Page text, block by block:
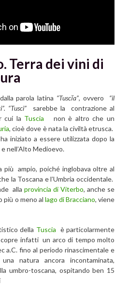
Terra dei vini di
parola latina “Tuscĭa”, ovvero “il
“Tusci”
sarebbe la contrazione al
cui la Tuscia
non è altro che un
, cioè dove è nata la civiltà etrusca.
iniziato a essere utilizzata dopo la
nell’Alto Medioevo.
ampio, poiché inglobava oltre al
la Toscana e l’Umbria occidentale.
alla provincia di Viterbo, anche se
più o meno al lago di Bracciano, viene
della Tuscia è particolarmente
infatti un arco di tempo molto
a.C. fino al periodo rinascimentale e
natura ancora incontaminata,
umbro-toscana, ospitando ben 15